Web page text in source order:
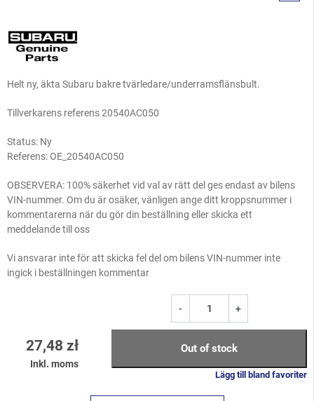
Helt ny, äkta Subaru bakre tvärledare/underramsflänsbult.
Tillverkarens referens 20540AC050
Status: Ny
Referens:OE_20540AC050
OBSERVERA: 100% säkerhet vid val av rätt del ges endast av bilens
VIN-nummer. Om du är osäker, vänligen ange ditt kroppsnummer i
kommentarerna när du gör din beställning eller skicka ett
meddelande till oss
Vi ansvarar inte för att skicka fel del om bilens VIN-nummer inte
ingick i beställningen kommentar
27,48 zł
Inkl. moms
- +
Out of stock
Lägg till bland favoriter